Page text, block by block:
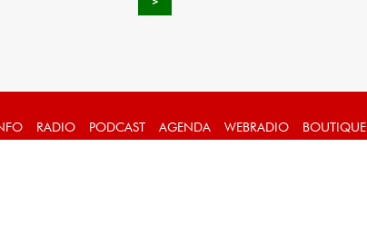
RADIO PODCAST AGENDA WEBRADIO BOUTIQUE